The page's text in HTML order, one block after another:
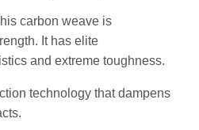
carbon weave is
It has elite
and extreme toughness.
technology that dampens